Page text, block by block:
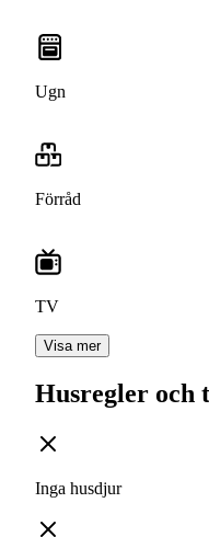
Ugn
Förråd
TV
Visa mer
Husregler och
Inga husdjur